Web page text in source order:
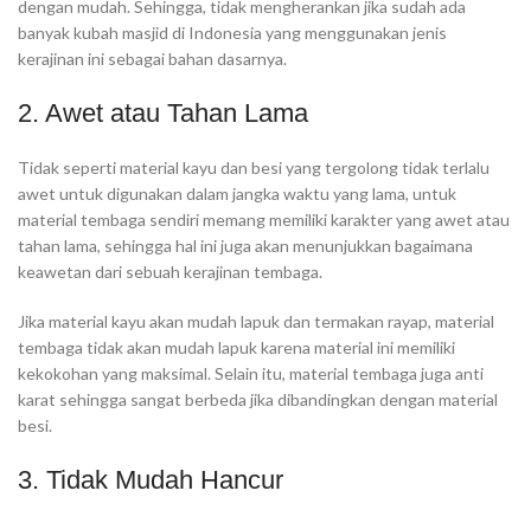
dengan mudah. Sehingga, tidak mengherankan jika sudah ada
banyak kubah masjid di Indonesia yang menggunakan jenis
kerajinan ini sebagai bahan dasarnya.
2. Awet atau Tahan Lama
Tidak seperti material kayu dan besi yang tergolong tidak terlalu
awet untuk digunakan dalam jangka waktu yang lama, untuk
material tembaga sendiri memang memiliki karakter yang awet atau
tahan lama, sehingga hal ini juga akan menunjukkan bagaimana
keawetan dari sebuah kerajinan tembaga.
Jika material kayu akan mudah lapuk dan termakan rayap, material
tembaga tidak akan mudah lapuk karena material ini memiliki
kekokohan yang maksimal. Selain itu, material tembaga juga anti
karat sehingga sangat berbeda jika dibandingkan dengan material
besi.
3. Tidak Mudah Hancur